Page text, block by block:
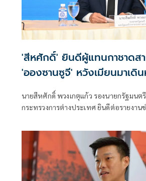
'สีหศักดิ์' ยินดีผู้แทนกาชาดส
'อองซานซูจี' หวังเมียนมาเดิ
สันติภาพ
นายสีหศักดิ์ พวงเกตุแก้ว รองนายกรัฐมนต
กระทรวงการต่างประเทศ ยินดีต่อรายงานข่
ระหว่างประเทศประจำเมียนมา ซึ่งเกิดขึ้น
อย่างไม่เป็นทางการระหว่างรัฐมนตรีต่างปร